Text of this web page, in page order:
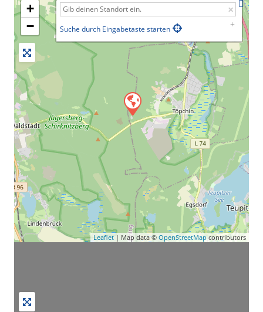
+
−
Suche durch Eingabetaste starten
Leaflet | Map data © OpenStreetMap contributors